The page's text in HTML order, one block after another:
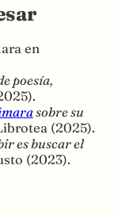
en
poesía,
sobre su
(2025).
es buscar el
(2023).